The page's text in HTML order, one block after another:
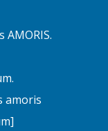
amoris